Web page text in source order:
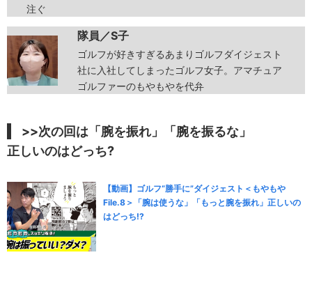
注ぐ
隊員／S子
ゴルフが好きすぎるあまりゴルフダイジェスト
社に入社してしまったゴルフ女子。アマチュア
ゴルファーのもやもやを代弁
>>次の回は「腕を振れ」「腕を振るな」
正しいのはどっち?
【動画】ゴルフ“勝手に”ダイジェスト＜もやもや
File.8＞「腕は使うな」「もっと腕を振れ」正しいの
はどっち!?